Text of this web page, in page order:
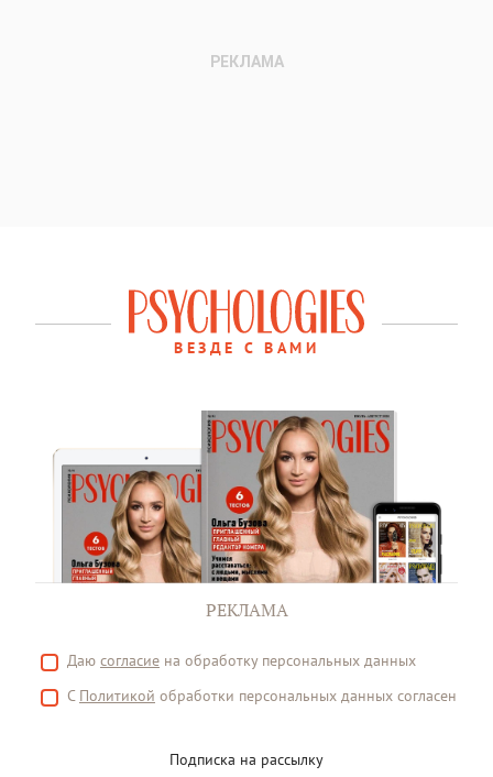
ВЕЗДЕ С ВАМИ
РЕКЛАМА
Даю согласие на обработку персональных данных
С Политикой обработки персональных данных согласен
Подписка на рассылку